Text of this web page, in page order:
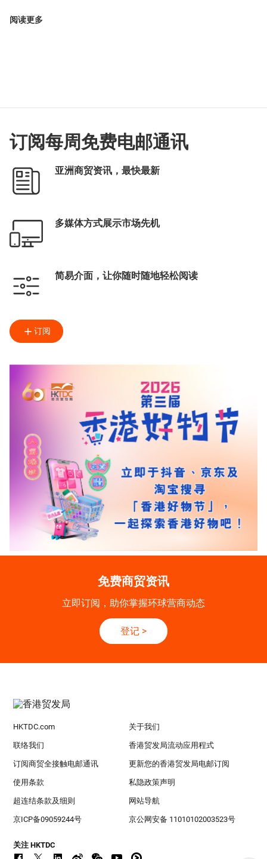
阅读更多
订阅每周免费电邮通讯
亚洲商贸资讯，最快最新
多媒体方式展示市场先机
简易介面，让你随时随地轻松阅读
订阅
免费商贸资讯
立即订阅，助你掌握环球营商动态
登记 >
HKTDC.com 关于我们
联络我们 香港贸发局流动应用程式
订阅商贸全接触电邮通讯 更新您的香港贸发局电邮订阅
使用条款 私隐政策声明
超连结条款及细则 网站导航
京ICP备09059244号 京公网安备 11010102003523号
关注 HKTDC